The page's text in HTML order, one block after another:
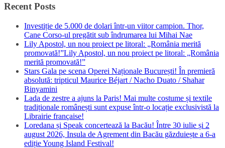
Recent Posts
Investiție de 5.000 de dolari într-un viitor campion. Thor,
Cane Corso-ul pregătit sub îndrumarea lui Mihai Nae
Lily Apostol, un nou proiect pe litoral: „România merită
promovată!”Lily Apostol, un nou proiect pe litoral: „România
merită promovată!”
Stars Gala pe scena Operei Naționale București! În premieră
absolută: tripticul Maurice Béjart / Nacho Duato / Shahar
Binyamini
Lada de zestre a ajuns la Paris! Mai multe costume și textile
tradiționale românești sunt expuse într-o locație exclusivistă la
Librairie française!
Loredana și Speak concertează la Bacău! Între 30 iulie și 2
august 2026, Insula de Agrement din Bacău găzduiește a 6-a
ediție Young Island Festival!